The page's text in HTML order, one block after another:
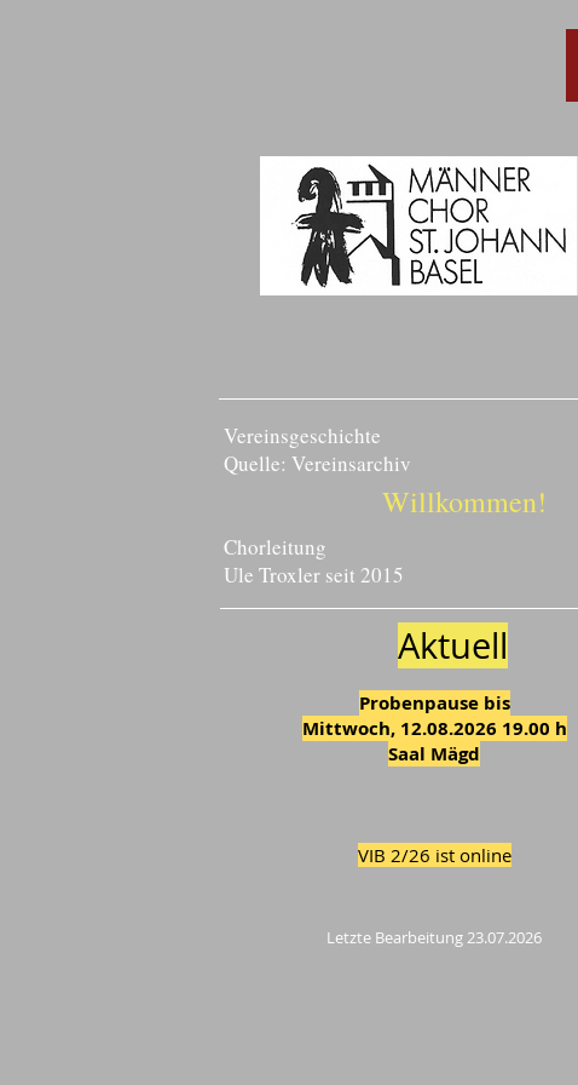
Willkommen!
Aktuell
Probenpause bis
Mittwoch, 12.08.2026 19.00 h
Saal Mägd
VIB 2/26 ist online
Letzte Bearbeitung23.07.2026
Vereinsgeschichte
Quelle: Vereinsarchiv
Chorleitung
Ule Troxler seit 2015